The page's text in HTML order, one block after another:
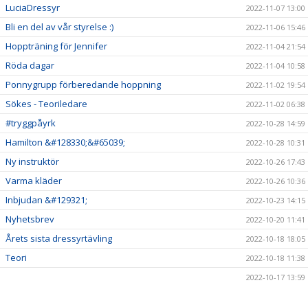
LuciaDressyr 2022-11-07 13:00
Bli en del av vår styrelse :) 2022-11-06 15:46
Hoppträning för Jennifer 2022-11-04 21:54
Röda dagar 2022-11-04 10:58
Ponnygrupp förberedande hoppning 2022-11-02 19:54
Sökes - Teoriledare 2022-11-02 06:38
#tryggpåyrk 2022-10-28 14:59
Hamilton &#128330;&#65039; 2022-10-28 10:31
Ny instruktör 2022-10-26 17:43
Varma kläder 2022-10-26 10:36
Inbjudan &#129321; 2022-10-23 14:15
Nyhetsbrev 2022-10-20 11:41
Årets sista dressyrtävling 2022-10-18 18:05
Teori
2022-10-18 11:38
2022-10-17 13:59